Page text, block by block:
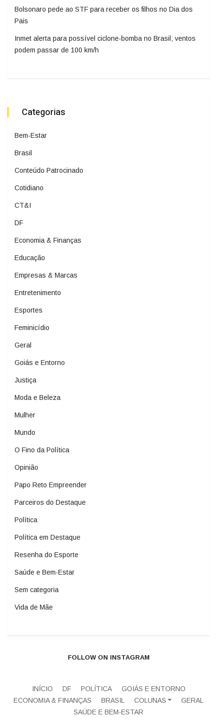
Bolsonaro pede ao STF para receber os filhos no Dia dos
Pais
Inmet alerta para possível ciclone-bomba no Brasil; ventos
podem passar de 100 km/h
Categorias
Bem-Estar
Brasil
Conteúdo Patrocinado
Cotidiano
CT&I
DF
Economia & Finanças
Educação
Empresas & Marcas
Entretenimento
Esportes
Feminicídio
Geral
Goiás e Entorno
Justiça
Moda e Beleza
Mulher
Mundo
O Fino da Política
Opinião
Papo Reto Empreender
Parceiros do Destaque
Política
Política em Destaque
Resenha do Esporte
Saúde e Bem-Estar
Sem categoria
Vida de Mãe
FOLLOW ON INSTAGRAM
INÍCIO DF POLÍTICA
GOIÁS E ENTORNO
ECONOMIA & FINANÇAS
BRASIL COLUNAS
GERAL
SAÚDE E BEM-ESTAR